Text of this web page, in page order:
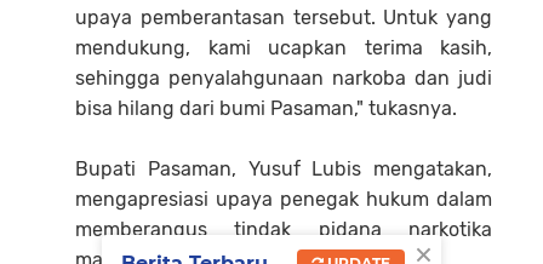
upaya pemberantasan tersebut. Untuk yang
mendukung, kami ucapkan terima kasih,
sehingga penyalahgunaan narkoba dan judi
bisa hilang dari bumi Pasaman," tukasnya.
Bupati Pasaman, Yusuf Lubis mengatakan,
mengapresiasi upaya penegak hukum dalam
memberangus tindak pidana narkotika
×